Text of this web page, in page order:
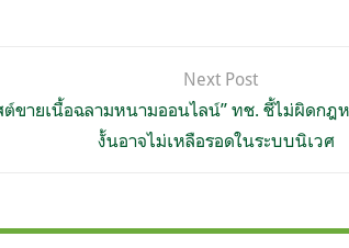
Next Post
ต์ขายเนื้อฉลามหนามออนไลน์” ทช. ชี้ไม่ผิดกฎ
งั้นอาจไม่เหลือรอดในระบบนิเวศ